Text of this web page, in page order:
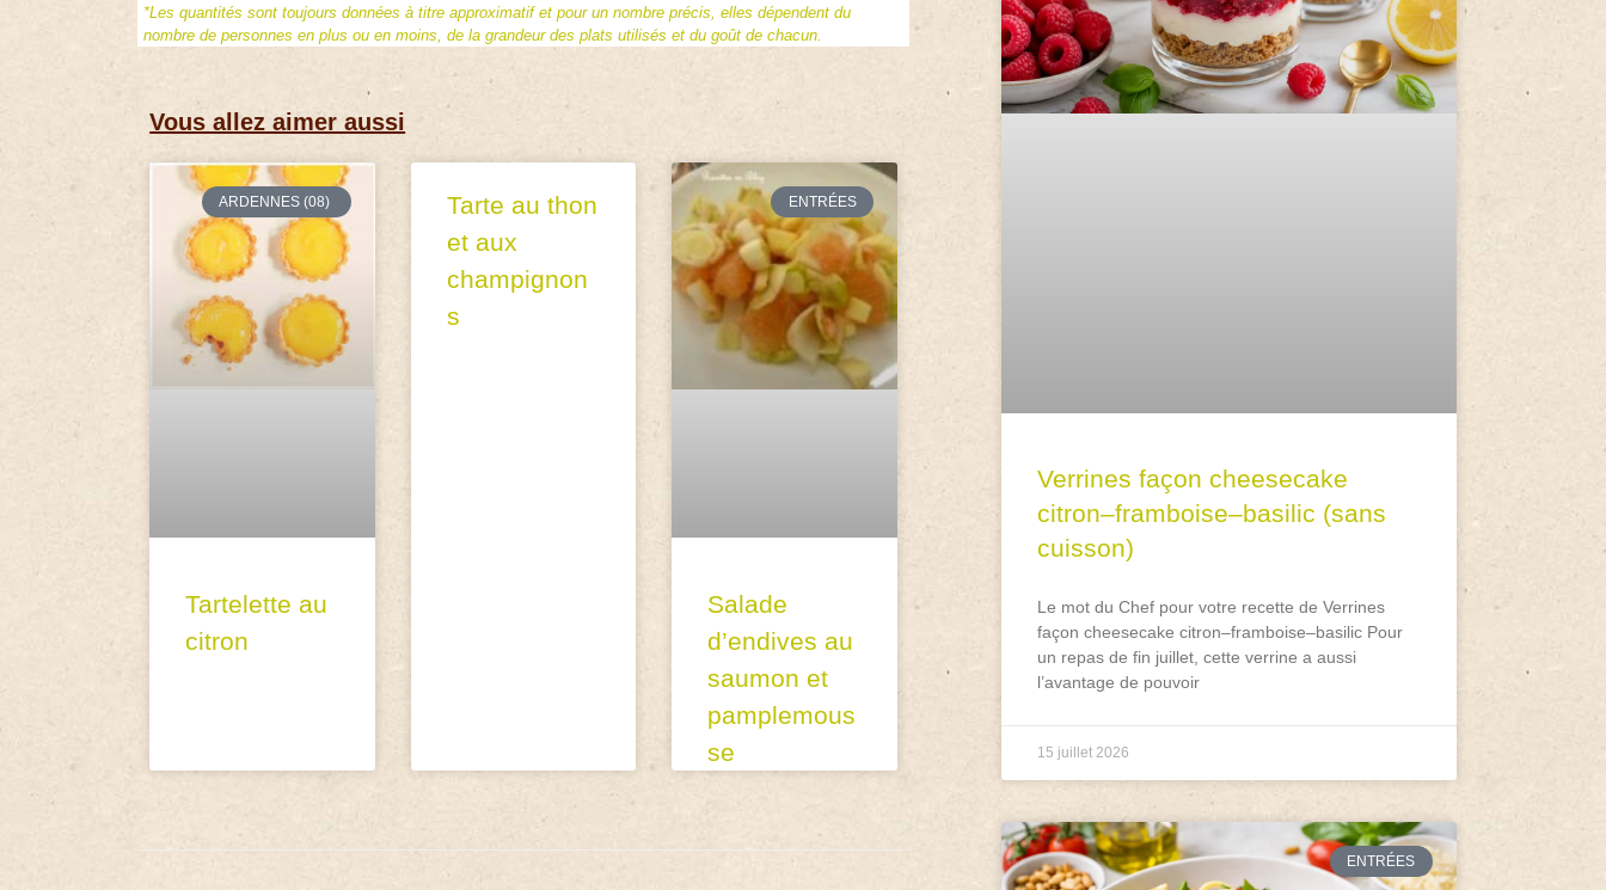
*Les quantités sont toujours données à titre approximatif et pour un nombre précis, elles dépendent du
nombre de personnes en plus ou en moins, de la grandeur des plats utilisés et du goût de chacun.
Vous allez aimer aussi
ARDENNES (08)
Tartelette au
citron
Tarte au thon
et aux
champignon
s
ENTRÉES
Salade
d’endives au
saumon et
pamplemous
se
Verrines façon cheesecake
citron–framboise–basilic (sans
cuisson)
Le mot du Chef pour votre recette de Verrines
façon cheesecake citron–framboise–basilic Pour
un repas de fin juillet, cette verrine a aussi
l’avantage de pouvoir
15 juillet 2026
ENTRÉES